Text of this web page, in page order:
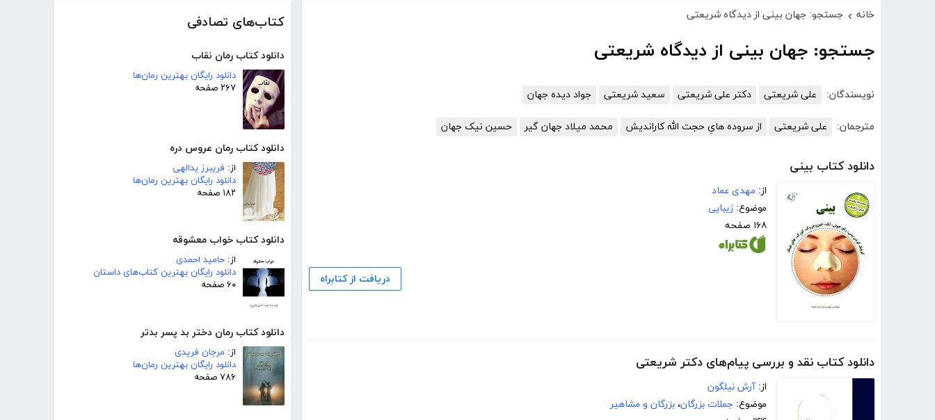
کتاب‌های تصادفی
دانلود کتاب رمان نقاب
دانلود رایگان بهترین رمان‌ها
۲۶۷ صفحه
دانلود کتاب رمان عروس دره
از: فریبرز یدالهی
دانلود رایگان بهترین رمان‌ها
۱۸۲ صفحه
دانلود کتاب خواب معشوقه
از: حامید احمدی
دانلود رایگان بهترین کتاب‌های داستان
۶۰ صفحه
دانلود کتاب رمان دختر بد پسر بدتر
از: مرجان فریدی
دانلود رایگان بهترین رمان‌ها
۷۸۶ صفحه
خانه › جستجو: جهان بینی از دیدگاه شریعتی
جستجو: جهان بینی از دیدگاه شریعتی
نویسندگان: علی شریعتی دکتر علی شریعتی سعید شریعتی جواد دیده جهان
مترجمان: علی شریعتی از سروده هایِ حجت الله کاراندیش محمد میلاد جهان گیر حسین نیک جهان
دانلود کتاب بینی
از: مهدی عماد
موضوع: زیبایی
۱۶۸ صفحه
دریافت از کتابراه
دانلود کتاب نقد و بررسی پیام‌های دکتر شریعتی
از: آرش نیلگون
موضوع: جملات بزرگان، بزرگان و مشاهیر